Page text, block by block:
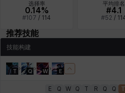
燕翼
盖瑞特 秀雅
选择率
0.14%
#107 / 114
平均排名
#4.1
#52 /
推荐技能
技能构建
T Q W E
E Q W Q T R Q Q T